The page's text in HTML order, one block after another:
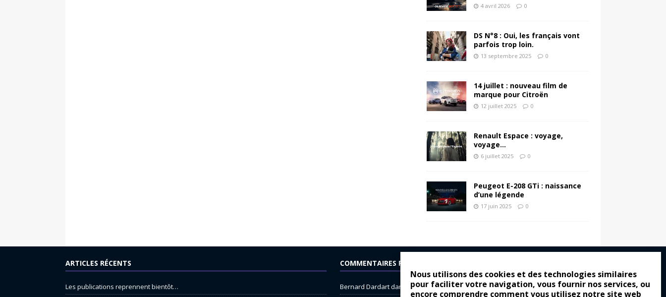
Nous utilisons des cookies et des technologies similaires
pour faciliter votre navigation, vous fournir nos services, ou
encore comprendre comment vous utilisez notre site web
4 avril 2026 0
DS N°8 : Oui, les français vont
parfois trop loin.
13 septembre 2025 0
14 juillet : nouveau film de
marque pour Citroën
12 juillet 2025 0
Renault Espace : voyage,
voyage…
6 juillet 2025 0
Peugeot E-208 GTi : naissance
d’une légende
17 juin 2025 0
ARTICLES RÉCENTS
Les publications reprennent bientôt…
COMMENTAIRES RÉCENTS
Bernard Dardartdans Dacia Sandero : pour les gens vrais